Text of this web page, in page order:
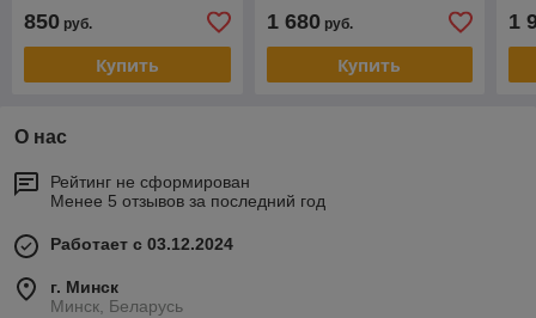
850 руб.
Купить
1 680руб.
Купить
1
О нас
Рейтинг не сформирован
Менее 5 отзывов за последний год
Работает с 03.12.2024
г. Минск
Минск, Беларусь